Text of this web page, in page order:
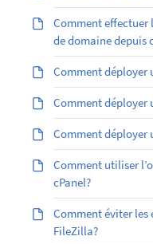
Comment effectuer
de domaine depuis
Comment déployer
Comment déployer
Comment déployer
Comment utiliser
cPanel?
Comment éviter les
FileZilla?